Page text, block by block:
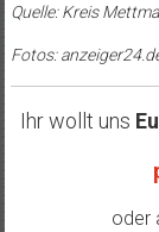
Quelle: Kreis
Fotos:
Ihr wollt uns
oder